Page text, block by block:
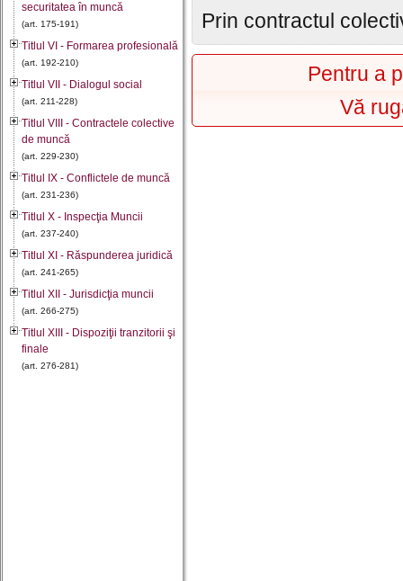
securitatea în muncă
(art. 175-191)
Titlul VI - Formarea profesională
(art. 192-210)
Titlul VII - Dialogul social
(art. 211-228)
Titlul VIII - Contractele colective
de muncă
(art. 229-230)
Titlul IX - Conflictele de muncă
(art. 231-236)
Titlul X - Inspecţia Muncii
(art. 237-240)
Titlul XI - Răspunderea juridică
(art. 241-265)
Titlul XII - Jurisdicţia muncii
(art. 266-275)
Titlul XIII - Dispoziţii tranzitorii şi
finale
(art. 276-281)
Prin contractul
Pentru a
Vă